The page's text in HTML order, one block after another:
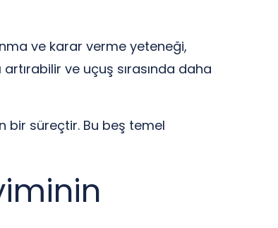
ve karar verme yeteneği,
artırabilir ve uçuş sırasında daha
bir süreçtir. Bu beş temel